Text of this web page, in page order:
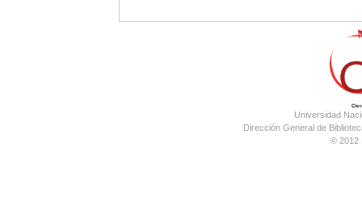
Universidad
Dirección General de
© 2012